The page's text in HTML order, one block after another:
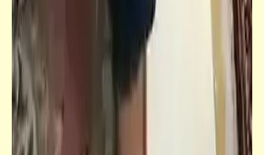
احنا آسفين يا سيد المعلّمين